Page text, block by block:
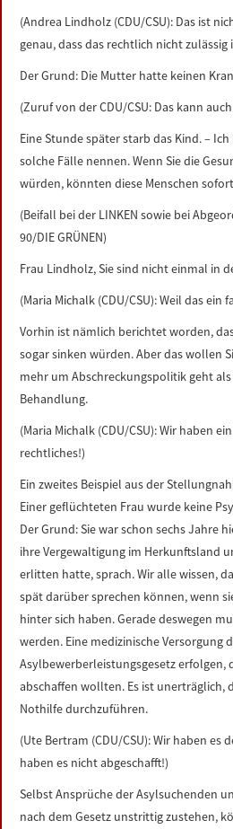
(Andrea Lindholz (CDU/CSU): Das ist
genau, dass das rechtlich nicht zulässig
Der Grund: Die Mutter hatte keinen
(Zuruf von der CDU/CSU: Das kann
Eine Stunde später starb das Kind. –
solche Fälle nennen. Wenn Sie die
würden, könnten diese Menschen
(Beifall bei der LINKEN sowie bei
90/DIE GRÜNEN)
Frau Lindholz, Sie sind nicht einmal in
(Maria Michalk (CDU/CSU): Weil das ein
Vorhin ist nämlich berichtet worden,
sogar sinken würden. Aber das wollen
mehr um Abschreckungspolitik geht
Behandlung.
(Maria Michalk (CDU/CSU): Wir haben
rechtliches!)
Ein zweites Beispiel aus der
Einer geflüchteten Frau wurde keine
Der Grund: Sie war schon sechs Jahre
ihre Vergewaltigung im Herkunftsland
erlitten hatte, sprach. Wir alle wissen,
spät darüber sprechen können, wenn
hinter sich haben. Gerade deswegen
werden. Eine medizinische Versorgung
Asylbewerberleistungsgesetz erfolgen,
abschaffen wollten. Es ist unerträglich,
Nothilfe durchzuführen.
(Ute Bertram (CDU/CSU): Wir haben es
haben es nicht abgeschafft!)
Selbst Ansprüche der Asylsuchenden
nach dem Gesetz unstrittig zustehen,